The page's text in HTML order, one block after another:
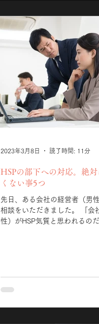
HSPの部下への対応。絶対
くない事5つ
先日、ある会社の経営者（男
相談をいただきました。 「会
性）がHSP気質と思われるの
2023年3月8日 読了時間: 11分